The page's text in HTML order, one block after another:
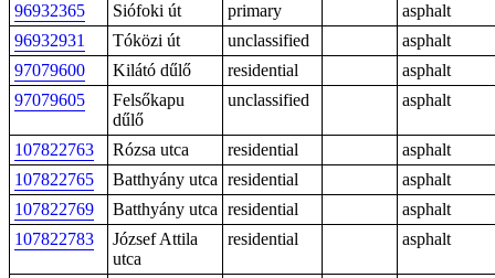
96932365
Siófoki út primary
asphalt
96932931
Tóközi út unclassified
asphalt
97079600
Kilátó dűlő residential
asphalt
97079605
Felsőkapu
dűlő
unclassified asphalt
107822763 Rózsa utca residential
asphalt
107822765
Batthyány utca residential
asphalt
107822769
Batthyány utca residential
asphalt
107822783
József Attila
utca
residential asphalt